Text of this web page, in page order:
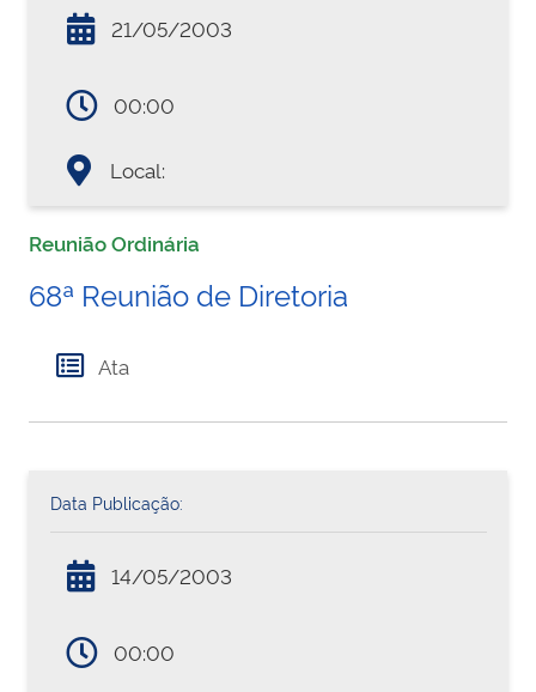
21/05/2003
00:00
Local:
Reunião Ordinária
68ª Reunião de Diretoria
Ata
Data Publicação:
14/05/2003
00:00